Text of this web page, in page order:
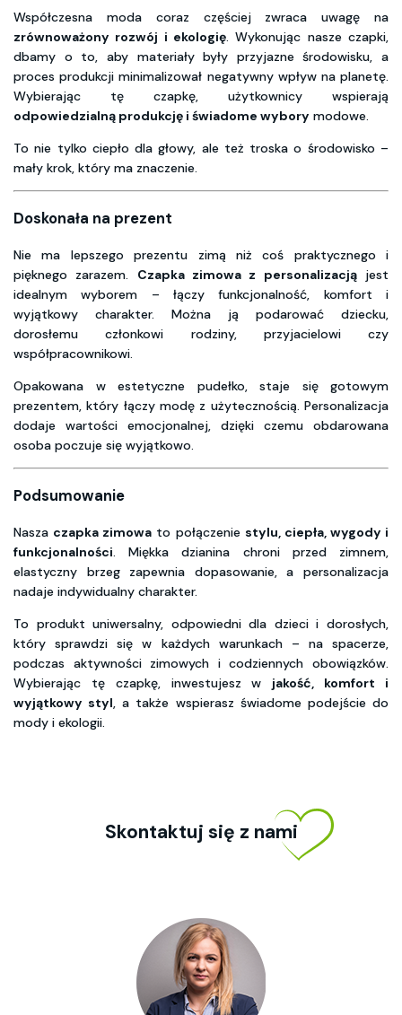
Współczesna moda coraz częściej zwraca uwagę na
zrównoważony rozwój i ekologię. Wykonując nasze czapki,
dbamy o to, aby materiały były przyjazne środowisku, a
proces produkcji minimalizował negatywny wpływ na planetę.
Wybierając tę czapkę, użytkownicy wspierają
odpowiedzialną produkcję i świadome wybory modowe.
To nie tylko ciepło dla głowy, ale też troska o środowisko –
mały krok, który ma znaczenie.
Doskonała na prezent
Nie ma lepszego prezentu zimą niż coś praktycznego i
pięknego zarazem. Czapka zimowa z personalizacjąjest
idealnym wyborem – łączy funkcjonalność, komfort i
wyjątkowy charakter. Można ją podarować dziecku,
dorosłemu członkowi rodziny, przyjacielowi czy
współpracownikowi.
Opakowana w estetyczne pudełko, staje się gotowym
prezentem, który łączy modę z użytecznością. Personalizacja
dodaje wartości emocjonalnej, dzięki czemu obdarowana
osoba poczuje się wyjątkowo.
Podsumowanie
Nasza czapka zimowa to połączenie stylu, ciepła, wygody i
funkcjonalności. Miękka dzianina chroni przed zimnem,
elastyczny brzeg zapewnia dopasowanie, a personalizacja
nadaje indywidualny charakter.
To produkt uniwersalny, odpowiedni dla dzieci i dorosłych,
który sprawdzi się w każdych warunkach – na spacerze,
podczas aktywności zimowych i codziennych obowiązków.
Wybierając tę czapkę, inwestujesz w jakość, komfort i
wyjątkowy styl, a także wspierasz świadome podejście do
mody i ekologii.
Skontaktuj się z nami